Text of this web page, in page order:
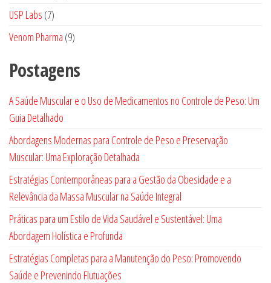
USP Labs 77
produtos
Venom Pharma 99
Postagens
A Saúde Muscular e o Uso de Medicamentos no Controle de Peso: Um
Guia Detalhado
Abordagens Modernas para Controle de Peso e Preservação
Muscular: Uma Exploração Detalhada
Estratégias Contemporâneas para a Gestão da Obesidade e a
Relevância da Massa Muscular na Saúde Integral
Práticas para um Estilo de Vida Saudável e Sustentável: Uma
Abordagem Holística e Profunda
Estratégias Completas para a Manutenção do Peso: Promovendo
Saúde e Prevenindo Flutuações